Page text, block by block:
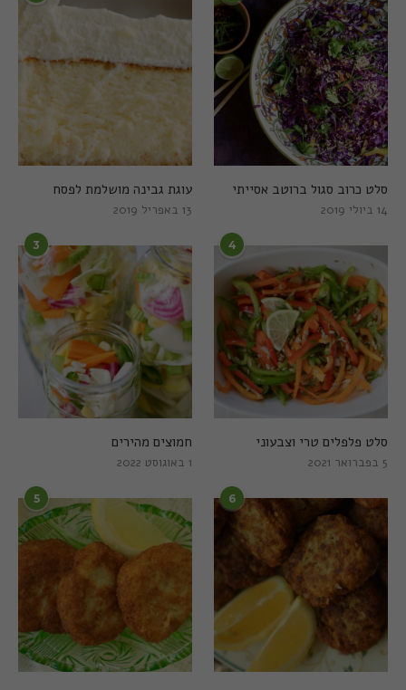
עוגת גבינה מושלמת לפסח
13 באפריל 2019
סלט כרוב סגול ברוטב אסייתי
14 ביולי 2019
3
חמוצים מהירים
1 באוגוסט 2022
4
סלט פלפלים טרי וצבעוני
5 בפברואר 2021
5 6